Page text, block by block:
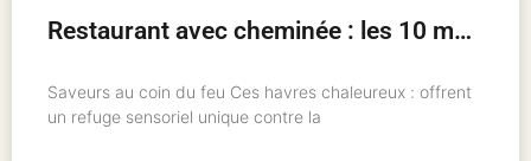
Restaurant avec cheminée : les 10 meilleures adresses pour un hiver chaleureux
Saveurs au coin du feu Ces havres chaleureux : offrent
un refuge sensoriel unique contre la